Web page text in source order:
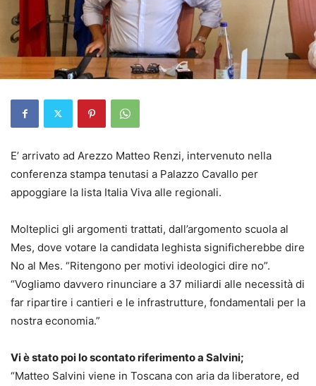
E’ arrivato ad Arezzo Matteo Renzi, intervenuto nella
conferenza stampa tenutasi a Palazzo Cavallo per
appoggiare la lista Italia Viva alle regionali.
Molteplici gli argomenti trattati, dall’argomento scuola al
Mes, dove votare la candidata leghista significherebbe dire
No al Mes. “Ritengono per motivi ideologici dire no”.
“Vogliamo davvero rinunciare a 37 miliardi alle necessità di
far ripartire i cantieri e le infrastrutture, fondamentali per la
nostra economia.”
Vi è stato poi lo scontato riferimento a Salvini;
“Matteo Salvini viene in Toscana con aria da liberatore, ed